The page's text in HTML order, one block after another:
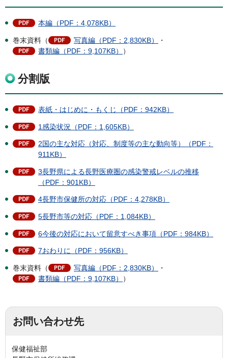
本編（PDF：4,078KB）
巻末資料（ 写真編（PDF：2,830KB）
・
書類編（PDF：9,107KB）
）
分割版
表紙・はじめに・もくじ（PDF：942KB）
1感染状況（PDF：1,605KB）
2国の主な対応（対応、制度等の主な動向等）（PDF：
911KB）
3長野県による長野医療圏の感染警戒レベルの推移
（PDF：901KB）
4長野市保健所の対応（PDF：4,278KB）
5長野市等の対応（PDF：1,084KB）
6今後の対応において留意すべき事項（PDF：984KB）
7おわりに（PDF：956KB）
巻末資料（ 写真編（PDF：2,830KB）
・
書類編（PDF：9,107KB）
）
お問い合わせ先
保健福祉部